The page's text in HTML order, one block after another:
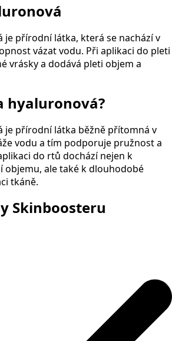
je přírodní látka, která se nachází v
vázat vodu. Při aplikaci do pleti
vrásky a dodává pleti objem a
hyaluronová?
je přírodní látka běžně přítomná v
vodu a tím podporuje pružnost a
do rtů dochází nejen k
objemu, ale také k dlouhodobé
tkáně.
Skinboosteru